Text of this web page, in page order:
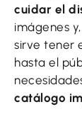
cuidar el
imágenes
sirve tener
hasta el
catálogo